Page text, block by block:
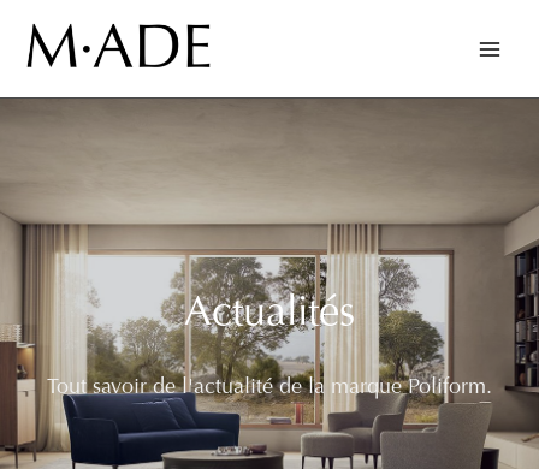
Actualités
Tout savoir de l'actualité de la marque Poliform.